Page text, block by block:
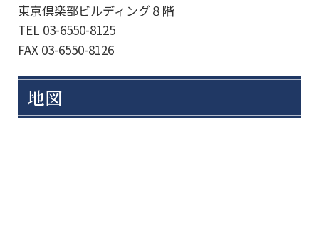
東京倶楽部ビルディング８階
TEL 03-6550-8125
FAX 03-6550-8126
地図